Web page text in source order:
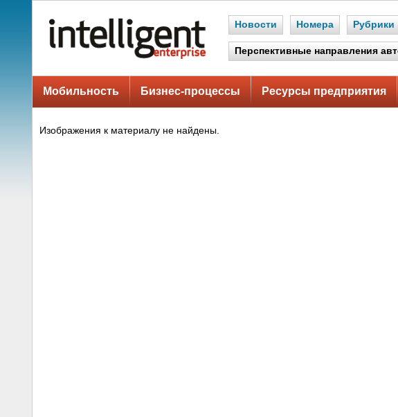
Новости Номера Рубрики
Перспективные направления
Мобильность Бизнес-процессы Ресурсы предприятия
Изображения к материалу не найдены.